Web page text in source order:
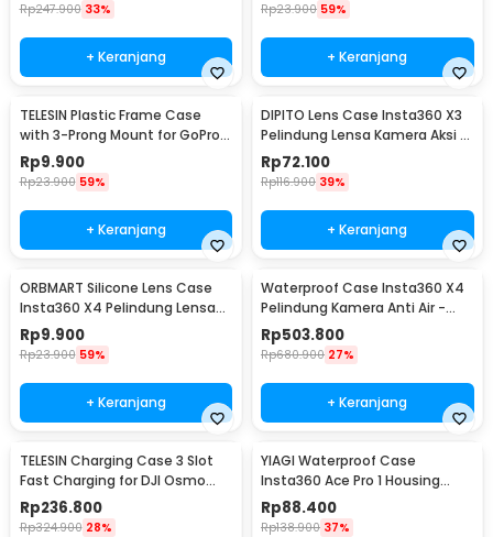
Rp247.900 33%
+ Keranjang
Rp23.900 59%
+ Keranjang
TELESIN Plastic Frame Case
with 3-Prong Mount for GoPro
HERO11 Mini - FMS-002
Rp9.900
Rp23.900 59%
+ Keranjang
DIPITO Lens Case Insta360 X3
Pelindung Lensa Kamera Aksi -
DP-X3
Rp72.100
Rp116.900 39%
+ Keranjang
ORBMART Silicone Lens Case
Insta360 X4 Pelindung Lensa
Kamera Silikon - E2181
Rp9.900
Rp23.900 59%
+ Keranjang
Waterproof Case Insta360 X4
Pelindung Kamera Anti Air -
P50
Rp503.800
Rp680.900 27%
+ Keranjang
TELESIN Charging Case 3 Slot
Fast Charging for DJI Osmo
Action 3/4 - S0-BCG-02-TDJ
Rp236.800
Rp324.900 28%
YIAGI Waterproof Case
Insta360 Ace Pro 1 Housing
Kamera Anti Air 60M - YG-36
Rp88.400
Rp138.900 37%